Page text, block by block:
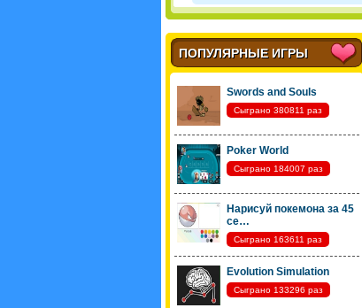
ПОПУЛЯРНЫЕ ИГРЫ
Swords and Souls
Сыграно 380811 раз
Poker World
Сыграно 184007 раз
Нарисуй покемона за 45
се…
Сыграно 163611 раз
Evolution Simulation
Сыграно 133296 раз